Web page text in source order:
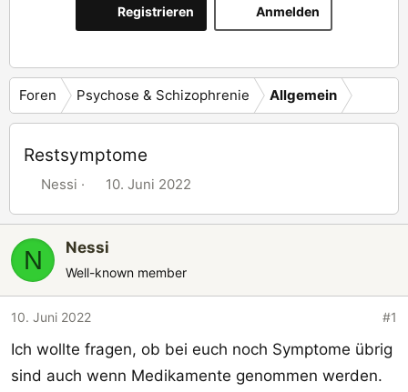
Anmelden
Registrieren
Foren Psychose & Schizophrenie Allgemein
Restsymptome
E
s
t
e
l
l
r
Nessi
E
s
t
e
l
a
m
10. Juni 2022
N Nessi
Well-known member
10. Juni 2022 #1
Ich wollte fragen, ob bei euch noch Symptome übrig
sind auch wenn Medikamente genommen werden.